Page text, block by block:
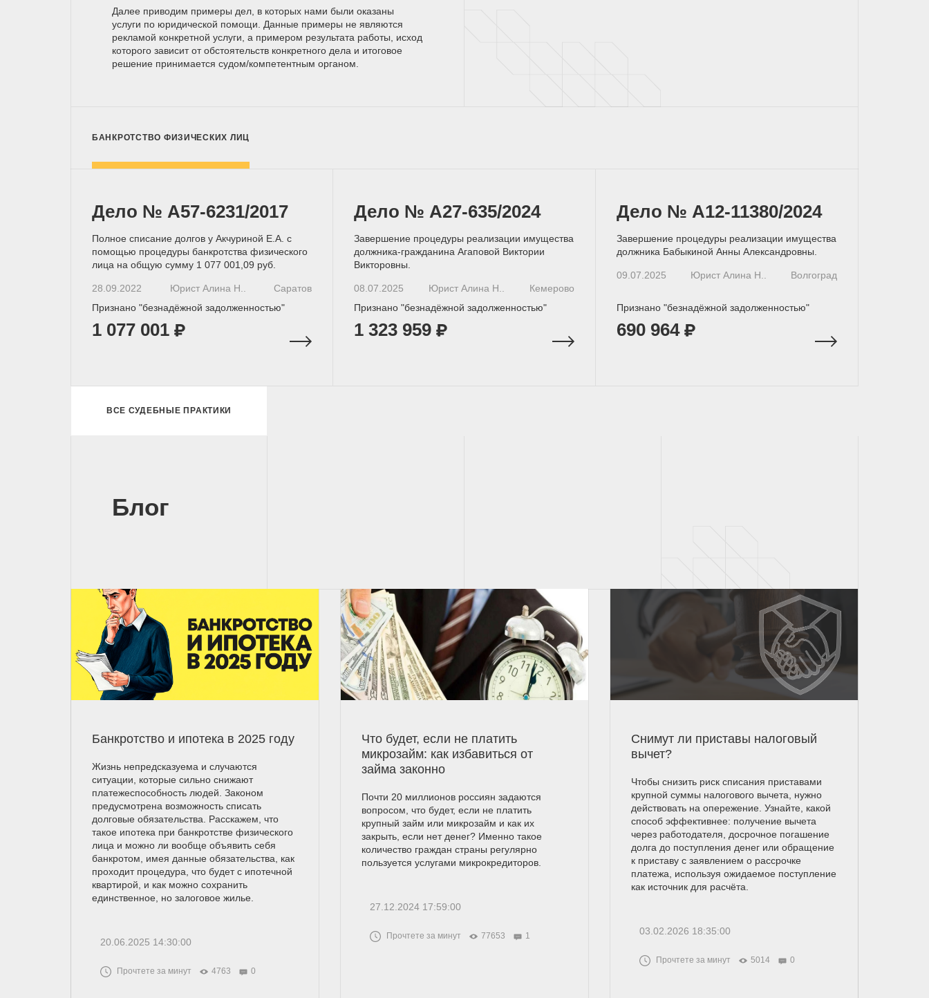
Далее приводим примеры дел, в которых нами были оказаны
услуги по юридической помощи. Данные примеры не являются
рекламой конкретной услуги, а примером результата работы, исход
которого зависит от обстоятельств конкретного дела и итоговое
решение принимается судом/компетентным органом.
БАНКРОТСТВО ФИЗИЧЕСКИХ ЛИЦ
Дело № A57-6231/2017
Полное списание долгов у Акчуриной Е.А. с
помощью процедуры банкротства физического
лица на общую сумму 1 077 001,09 руб.
28.09.2022 Юрист Алина Н..
Саратов
Признано "безнадёжной задолженностью"
1 077 001
Дело № А27-635/2024
Завершение процедуры реализации имущества
должника-гражданина Агаповой Виктории
Викторовны.
08.07.2025 Юрист Алина Н..
Кемерово
Признано "безнадёжной задолженностью"
1 323 959
Дело № А12-11380/2024
Завершение процедуры реализации имущества
должника Бабыкиной Анны Александровны.
09.07.2025 Юрист Алина Н.. Волгоград
Признано "безнадёжной задолженностью"
690 964
ВСЕ СУДЕБНЫЕ ПРАКТИКИ
Блог
Банкротство и ипотека в 2025 году
Жизнь непредсказуема и случаются
ситуации, которые сильно снижают
платежеспособность людей. Законом
предусмотрена возможность списать
долговые обязательства. Расскажем, что
такое ипотека при банкротстве физического
лица и можно ли вообще объявить себя
банкротом, имея данные обязательства, как
проходит процедура, что будет с ипотечной
квартирой, и как можно сохранить
единственное, но залоговое жилье.
20.06.2025 14:30:00
Прочтете за минут 4763 0
Что будет, если не платить
микрозайм: как избавиться от
займа законно
Почти 20 миллионов россиян задаются
вопросом, что будет, если не платить
крупный займ или микрозайм и как их
закрыть, если нет денег? Именно такое
количество граждан страны регулярно
пользуется услугами микрокредиторов.
27.12.2024 17:59:00
Прочтете за минут 77653 1
Снимут ли приставы налоговый
вычет?
Чтобы снизить риск списания приставами
крупной суммы налогового вычета, нужно
действовать на опережение. Узнайте, какой
способ эффективнее: получение вычета
через работодателя, досрочное погашение
долга до поступления денег или обращение
к приставу с заявлением о рассрочке
платежа, используя ожидаемое поступление
как источник для расчёта.
03.02.2026 18:35:00
Прочтете за минут 5014 0